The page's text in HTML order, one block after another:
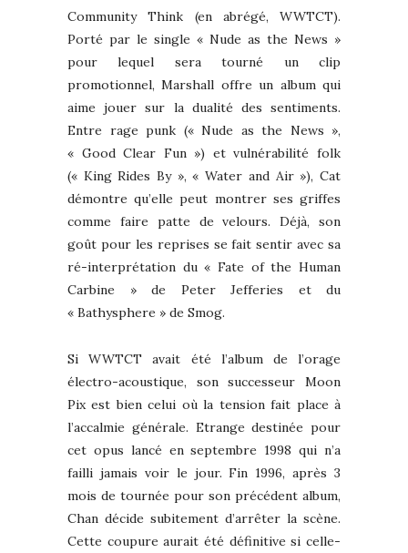
Community Think (en abrégé, WWTCT).
Porté par le single « Nude as the News »
pour lequel sera tourné un clip
promotionnel, Marshall offre un album qui
aime jouer sur la dualité des sentiments.
Entre rage punk (« Nude as the News »,
« Good Clear Fun ») et vulnérabilité folk
(« King Rides By », « Water and Air »), Cat
démontre qu’elle peut montrer ses griffes
comme faire patte de velours. Déjà, son
goût pour les reprises se fait sentir avec sa
ré-interprétation du « Fate of the Human
Carbine » de Peter Jefferies et du
« Bathysphere » de Smog.
Si WWTCT avait été l’album de l’orage
électro-acoustique, son successeur Moon
Pix est bien celui où la tension fait place à
l’accalmie générale. Etrange destinée pour
cet opus lancé en septembre 1998 qui n’a
failli jamais voir le jour. Fin 1996, après 3
mois de tournée pour son précédent album,
Chan décide subitement d’arrêter la scène.
Cette coupure aurait été définitive si celle-